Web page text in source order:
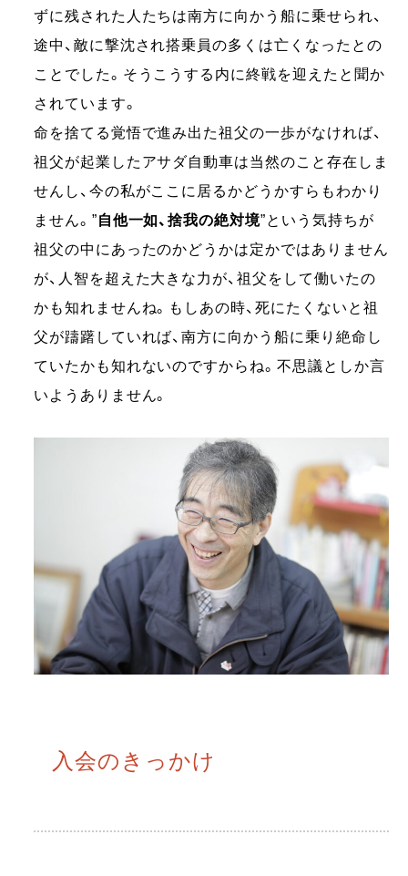
ずに残された人たちは南方に向かう船に乗せられ、
途中、敵に撃沈され搭乗員の多くは亡くなったとの
ことでした。そうこうする内に終戦を迎えたと聞か
されています。
命を捨てる覚悟で進み出た祖父の一歩がなければ、
祖父が起業したアサダ自動車は当然のこと存在しま
せんし、今の私がここに居るかどうかすらもわかり
ません。”自他一如、捨我の絶対境”という気持ちが
祖父の中にあったのかどうかは定かではありません
が、人智を超えた大きな力が、祖父をして働いたの
かも知れませんね。もしあの時、死にたくないと祖
父が躊躇していれば、南方に向かう船に乗り絶命し
ていたかも知れないのですからね。不思議としか言
いようありません。
入会のきっかけ